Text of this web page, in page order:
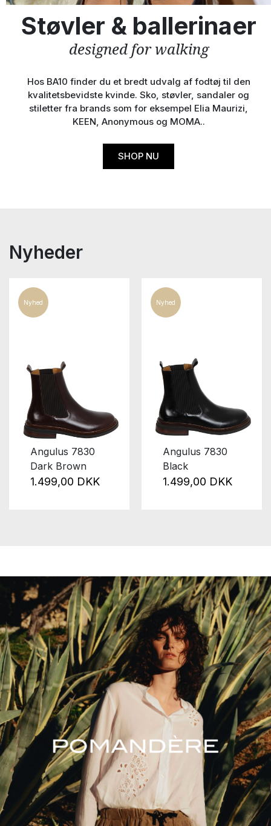
Støvler & ballerinaer
designed for walking
Hos BA10 finder du et bredt udvalg af fodtøj til den
kvalitetsbevidste kvinde. Sko, støvler, sandaler og
stiletter fra brands som for eksempel Elia Maurizi,
KEEN, Anonymous og MOMA..
SHOP NU
Nyheder
Nyhed
Angulus 7830
Dark Brown
1.499,00 DKK
Nyhed
Angulus 7830
Black
1.499,00 DKK